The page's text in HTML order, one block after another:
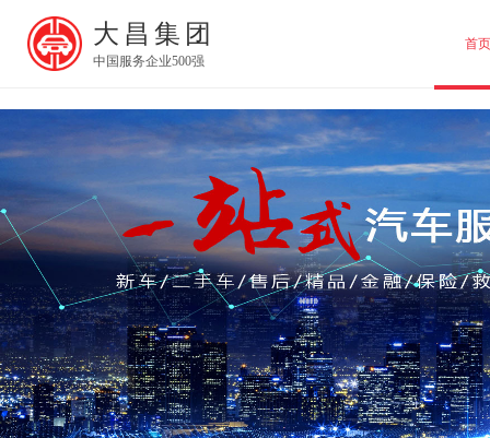
大昌集团
中国服务企业500强
首页